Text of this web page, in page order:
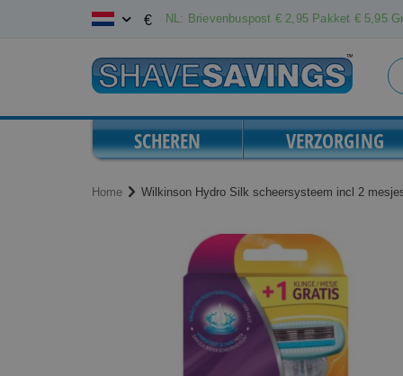
Ga
inhoud
€ NL: Brievenbuspost € 2,95 Pakket € 5,95
SCHEREN VERZORGING
Home Wilkinson Hydro Silk scheersysteem incl 2